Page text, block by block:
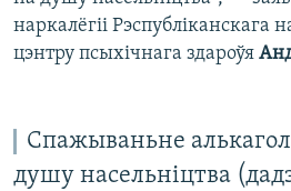
наркалёгіі Рэспубліканскага
цэнтру псыхічнага здароўя
Спажываньне
душу насельніцтва